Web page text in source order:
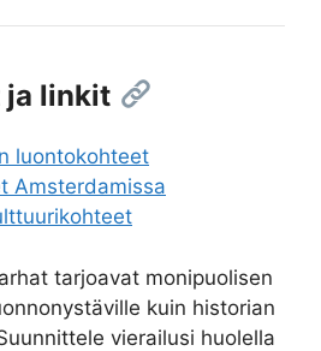
ja linkit
luontokohteet
Amsterdamissa
tarjoavat monipuolisen
kuin historian
vierailusi huolella